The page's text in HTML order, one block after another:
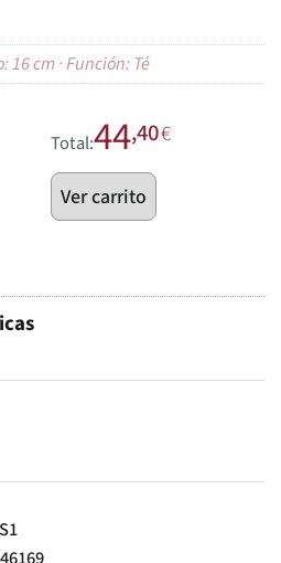
16 cm · Función: Té
Total:44,40€
Ver carrito